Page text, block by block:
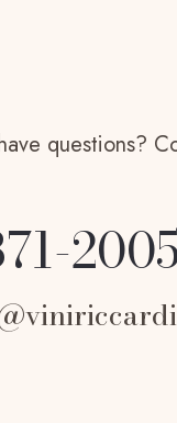
questions?